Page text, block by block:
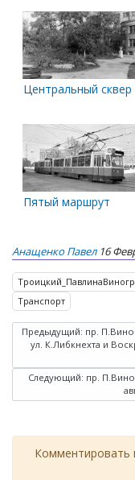
Центральный сквер
Пятый маршрут
Анащенко Павел 16
Транспорт
Предыдущий: пр.
ул. К.Либкнехта и
Следующий: пр.
Комментировать